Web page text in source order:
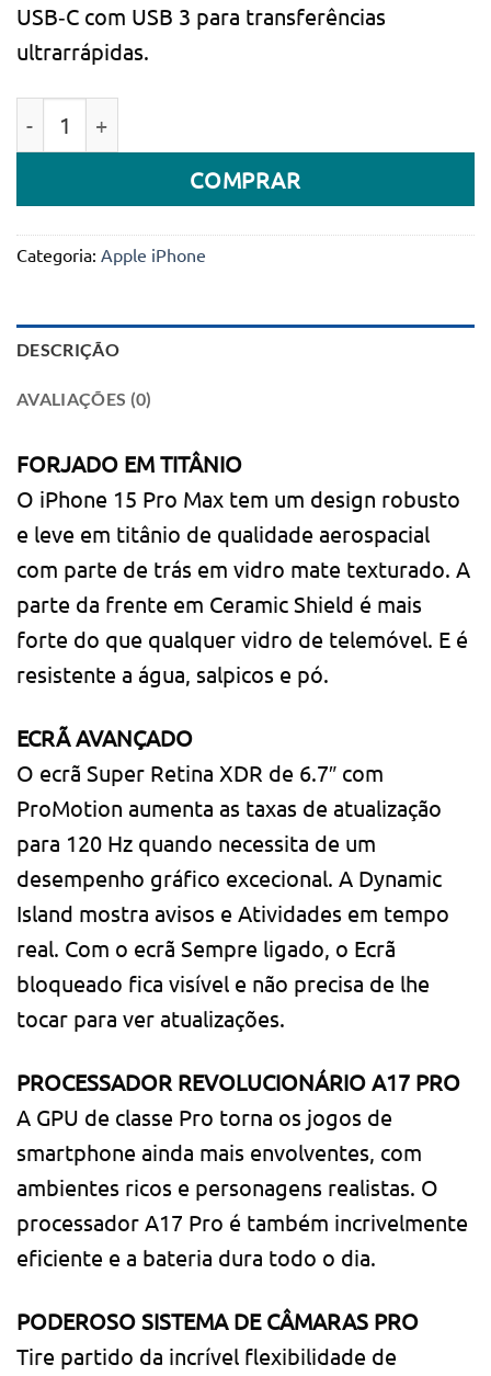
USB‑C com USB 3 para transferências
ultrarrápidas.
COMPRAR
Categoria: Apple iPhone
DESCRIÇÃO
AVALIAÇÕES (0)
FORJADO EM TITÂNIO
O iPhone 15 Pro Max tem um design robusto
e leve em titânio de qualidade aerospacial
com parte de trás em vidro mate texturado. A
parte da frente em Ceramic Shield é mais
forte do que qualquer vidro de telemóvel. E é
resistente a água, salpicos e pó.
ECRÃ AVANÇADO
O ecrã Super Retina XDR de 6.7″ com
ProMotion aumenta as taxas de atualização
para 120 Hz quando necessita de um
desempenho gráfico excecional. A Dynamic
Island mostra avisos e Atividades em tempo
real. Com o ecrã Sempre ligado, o Ecrã
bloqueado fica visível e não precisa de lhe
tocar para ver atualizações.
PROCESSADOR REVOLUCIONÁRIO A17 PRO
A GPU de classe Pro torna os jogos de
smartphone ainda mais envolventes, com
ambientes ricos e personagens realistas. O
processador A17 Pro é também incrivelmente
eficiente e a bateria dura todo o dia.
PODEROSO SISTEMA DE CÂMARAS PRO
Tire partido da incrível flexibilidade de